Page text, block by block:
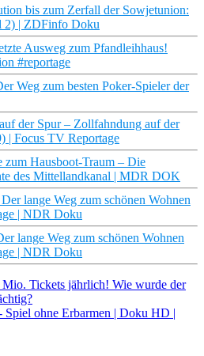
bis zum Zerfall der Sowjetunion:
2) | ZDFinfo Doku
Ausweg zum Pfandleihhaus!
#reportage
Weg zum besten Poker-Spieler der
der Spur – Zollfahndung auf der
| Focus TV Reportage
zum Hausboot-Traum – Die
des Mittellandkanal | MDR DOK
lange Weg zum schönen Wohnen
| NDR Doku
lange Weg zum schönen Wohnen
| NDR Doku
Tickets jährlich! Wie wurde der
Spiel ohne Erbarmen | Doku HD |